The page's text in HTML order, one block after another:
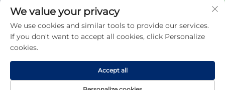
багийн дүн шинжилгээг хүлээн авна уу.
Гэрээ байгуулах
Бүх эрх ЦЗЯСИНГ ЦАЙХОНГ СПОРТ СОЁЛ КОМПАНИ ТХК-ныхаа
We value your privacy
We use cookies and similar tools to provide our services.
If you don't want to accept all cookies, click Personalize
cookies.
Accept all